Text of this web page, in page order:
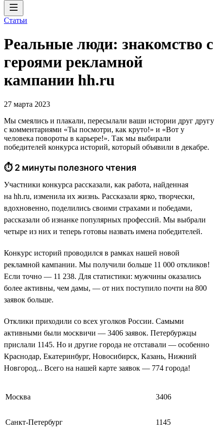
Статьи
Реальные люди: знакомство с
героями рекламной
кампании hh.ru
27 марта 2023
Мы смеялись и плакали, пересылали ваши истории друг другу
с комментариями «Ты посмотри, как круто!» и «Вот у
человека повороты в карьере!». Так мы выбирали
победителей конкурса историй, который объявили в декабре.
⏱ 2 минуты полезного чтения
Участники конкурса рассказали, как работа, найденная
на hh.ru, изменила их жизнь. Рассказали ярко, творчески,
вдохновенно, поделились своими страхами и победами,
рассказали об изнанке популярных профессий. Мы выбрали
четыре из них и теперь готовы назвать имена победителей.
Конкурс историй проводился в рамках нашей новой
рекламной кампании. Мы получили больше 11 000 откликов!
Если точно — 11 238. Для статистики: мужчины оказались
более активны, чем дамы, — от них поступило почти на 800
заявок больше.
Отклики приходили со всех уголков России. Самыми
активными были москвичи — 3406 заявок. Петербуржцы
прислали 1145. Но и другие города не отставали — особенно
Краснодар, Екатеринбург, Новосибирск, Казань, Нижний
Новгород... Всего на нашей карте заявок — 774 города!
Москва 3406
Санкт-Петербург 1145